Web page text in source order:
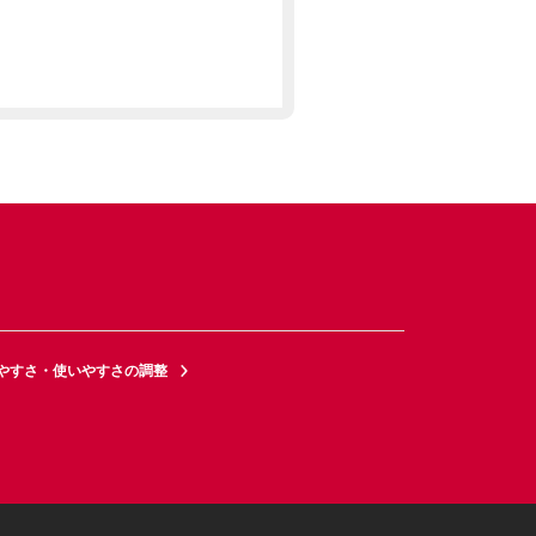
すさ・使いやすさの調整